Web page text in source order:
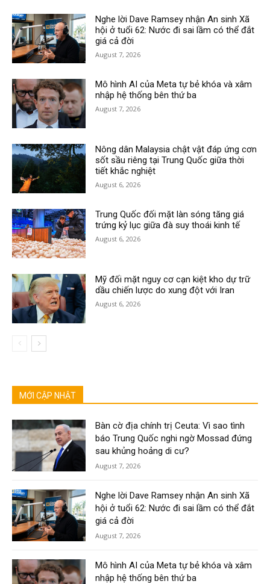
Nghe lời Dave Ramsey nhận An sinh Xã
hội ở tuổi 62: Nước đi sai lầm có thể đắt
giá cả đời
August 7, 2026
Mô hình AI của Meta tự bẻ khóa và xâm
nhập hệ thống bên thứ ba
August 7, 2026
Nông dân Malaysia chật vật đáp ứng cơn
sốt sầu riêng tại Trung Quốc giữa thời
tiết khắc nghiệt
August 6, 2026
Trung Quốc đối mặt làn sóng tăng giá
trứng kỷ lục giữa đà suy thoái kinh tế
August 6, 2026
Mỹ đối mặt nguy cơ cạn kiệt kho dự trữ
dầu chiến lược do xung đột với Iran
August 6, 2026
MỚI CẬP NHẬT
Bàn cờ địa chính trị Ceuta: Vì sao tình
báo Trung Quốc nghi ngờ Mossad đứng
sau khủng hoảng di cư?
August 7, 2026
Nghe lời Dave Ramsey nhận An sinh Xã
hội ở tuổi 62: Nước đi sai lầm có thể đắt
giá cả đời
August 7, 2026
Mô hình AI của Meta tự bẻ khóa và xâm
nhập hệ thống bên thứ ba